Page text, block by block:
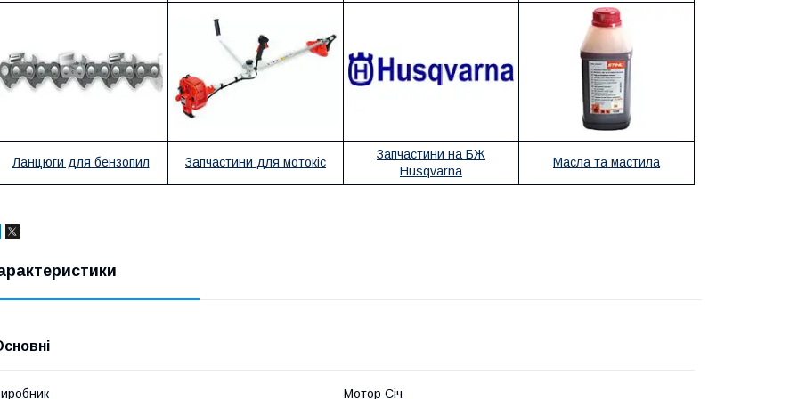
Ланцюги для бензопил Запчастини для мотокіс
Запчастини на БЖ
Husqvarna
Масла та мастила
Мотор Січ